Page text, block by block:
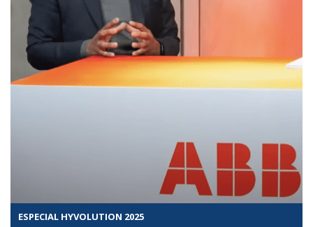
ESPECIAL HYVOLUTION 2025